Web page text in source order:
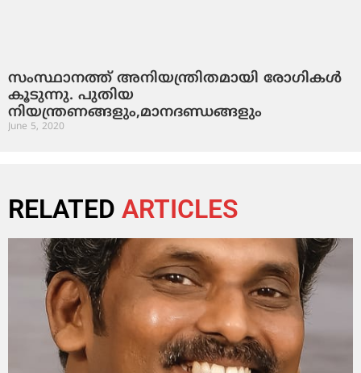
സംസ്ഥാനത്ത്‌ അനിയന്ത്രിതമായി രോഗികൾ
കൂടുന്നു. പുതിയ
നിയന്ത്രണങ്ങളും,മാനദണ്ഡങ്ങളും
June 5, 2020
RELATED ARTICLES